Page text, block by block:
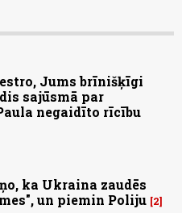
Jums brīnišķīgi
sajūsmā par
negaidīto rīcību
ka Ukraina zaudēs
un piemin Poliju 2